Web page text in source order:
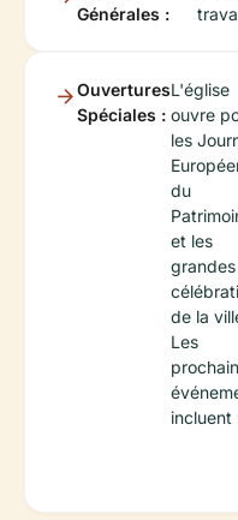
Générales :
Ouvertures
Spéciales :
L'église
ouvre
les
du
et les
grandes
de la
Les
incluent